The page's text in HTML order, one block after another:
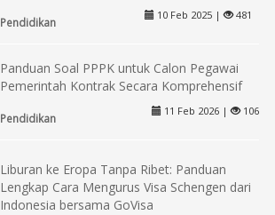
Pendidikan
10 Feb 2025 | 481
Panduan Soal PPPK untuk Calon Pegawai
Pemerintah Kontrak Secara Komprehensif
Pendidikan
11 Feb 2026 | 106
Liburan ke Eropa Tanpa Ribet: Panduan
Lengkap Cara Mengurus Visa Schengen dari
Indonesia bersama GoVisa